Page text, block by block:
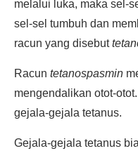
melalui luka, maka sel-
sel-sel tumbuh dan
racun yang disebut
Racun tetanospasmin
mengendalikan otot-
gejala-gejala tetanus.
Gejala-gejala tetanus